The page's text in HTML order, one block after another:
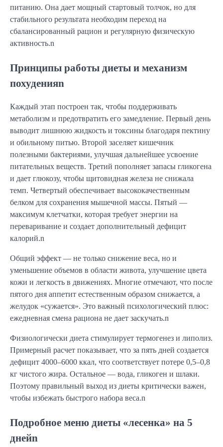
питанию. Она дает мощный стартовый толчок, но для
стабильного результата необходим переход на
сбалансированный рацион и регулярную физическую
активность.n
Принципы работы диеты и механизм
похуденияn
Каждый этап построен так, чтобы поддерживать
метаболизм и предотвратить его замедление. Первый день
выводит лишнюю жидкость и токсины благодаря пектину
и обильному питью. Второй заселяет кишечник
полезными бактериями, улучшая дальнейшее усвоение
питательных веществ. Третий пополняет запасы гликогена
и дает глюкозу, чтобы щитовидная железа не снижала
темп. Четвертый обеспечивает высококачественным
белком для сохранения мышечной массы. Пятый —
максимум клетчатки, которая требует энергии на
переваривание и создает дополнительный дефицит
калорий.n
Общий эффект — не только снижение веса, но и
уменьшение объемов в области живота, улучшение цвета
кожи и легкость в движениях. Многие отмечают, что после
пятого дня аппетит естественным образом снижается, а
желудок «сужается». Это важный психологический плюс:
ежедневная смена рациона не дает заскучать.n
Физиологически диета стимулирует термогенез и липолиз.
Примерный расчет показывает, что за пять дней создается
дефицит 4000–6000 ккал, что соответствует потере 0,5–0,8
кг чистого жира. Остальное — вода, гликоген и шлаки.
Поэтому правильный выход из диеты критически важен,
чтобы избежать быстрого набора веса.n
Подробное меню диеты «лесенка» на 5
днейn